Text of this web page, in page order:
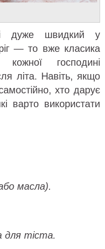
і дуже швидкий у
— то вже класика
господині
літа. Навіть, якщо
хто дарує
варто використати
масла).
для тіста.